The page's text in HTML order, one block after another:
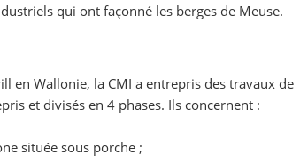
qui ont façonné les berges de Meuse.
en Wallonie, la CMI a entrepris des travaux de
et divisés en 4 phases. Ils concernent :
située sous porche ;